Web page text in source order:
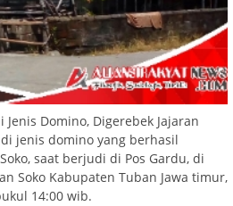
Jenis Domino, Digerebek Jajaran
jenis domino yang berhasil
saat berjudi di Pos Gardu, di
Soko Kabupaten Tuban Jawa timur,
14:00 wib.